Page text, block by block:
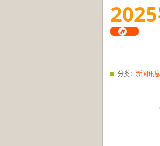
2025
分类： 新闻讯息